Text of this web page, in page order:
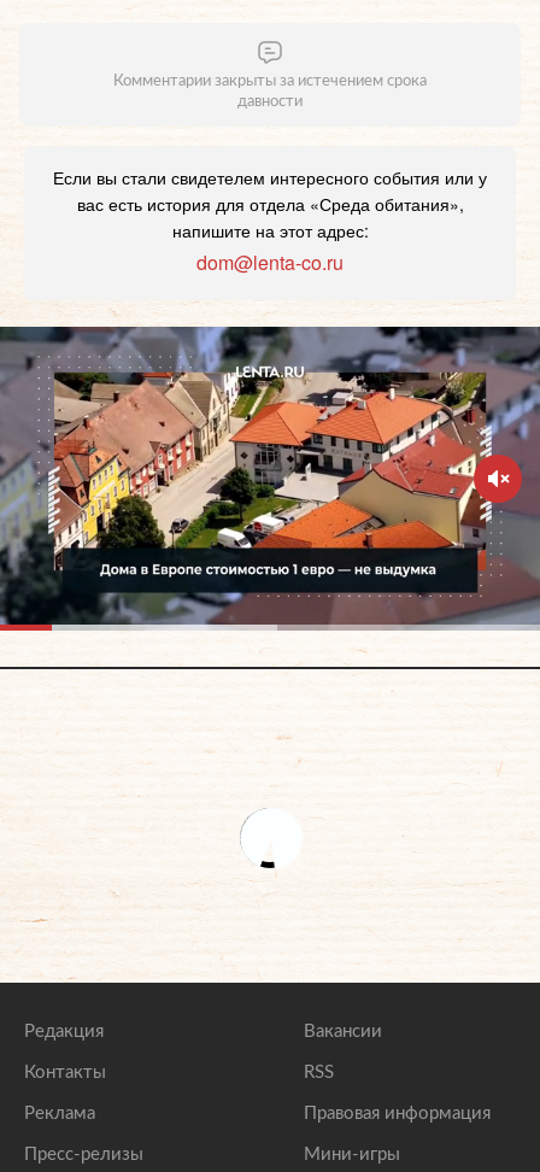
Комментарии закрыты за истечением срока
давности
Если вы стали свидетелем интересного события или у
вас есть история для отдела «Среда обитания»,
напишите на этот адрес:
dom@lenta-co.ru
Редакция
Контакты
Реклама
Пресс-релизы
Вакансии
RSS
Правовая информация
Мини-игры